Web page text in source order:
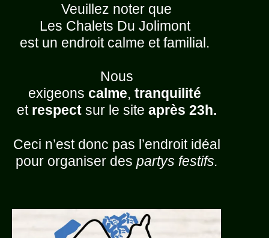
Veuillez noter que
Les Chalets Du Jolimont
est un endroit calme et familial.
Nous
exigeons calme, tranquilité
et respectsur le site après 23h.
Ceci n’est donc pas l’endroit idéal
pour organiser des partys festifs.